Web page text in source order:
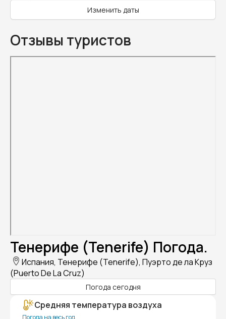
Изменить даты
Отзывы туристов
Тенерифе (Tenerife) Погода.
Испания, Тенерифе (Tenerife), Пуэрто де ла Круз
(Puerto De La Cruz)
Погода сегодня
Средняя температура воздуха